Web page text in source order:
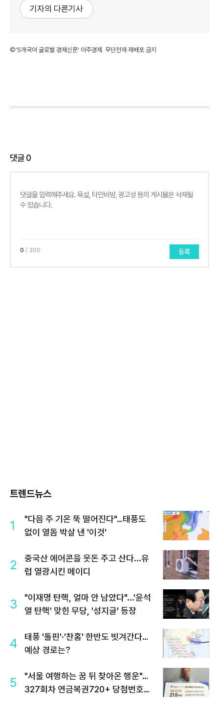
기자의 다른기사
©'5개국어 글로벌 경제신문' 아주경제. 무단전재·재배포 금지
댓글0
0 / 300 등록
트렌드뉴스
1
"다음 주 기온 뚝 떨어진다"…태풍도
없이 열돔 박살 낸 '이것'
2
중국산 에어콘을 웃돈 주고 산다...유
럽 열광시킨 메이디
3
"이재명 탄핵, 얼마 안 남았다"...'윤석
열 탄핵' 맞힌 무당, '성지글' 등장
4
태풍 '돌핀'·'찬홈' 한반도 빗겨간다…
예상 경로는?
5
"서울 여행하는 꿈 뒤 찾아온 행운"…
327회차 연금복권720+ 당첨번호조